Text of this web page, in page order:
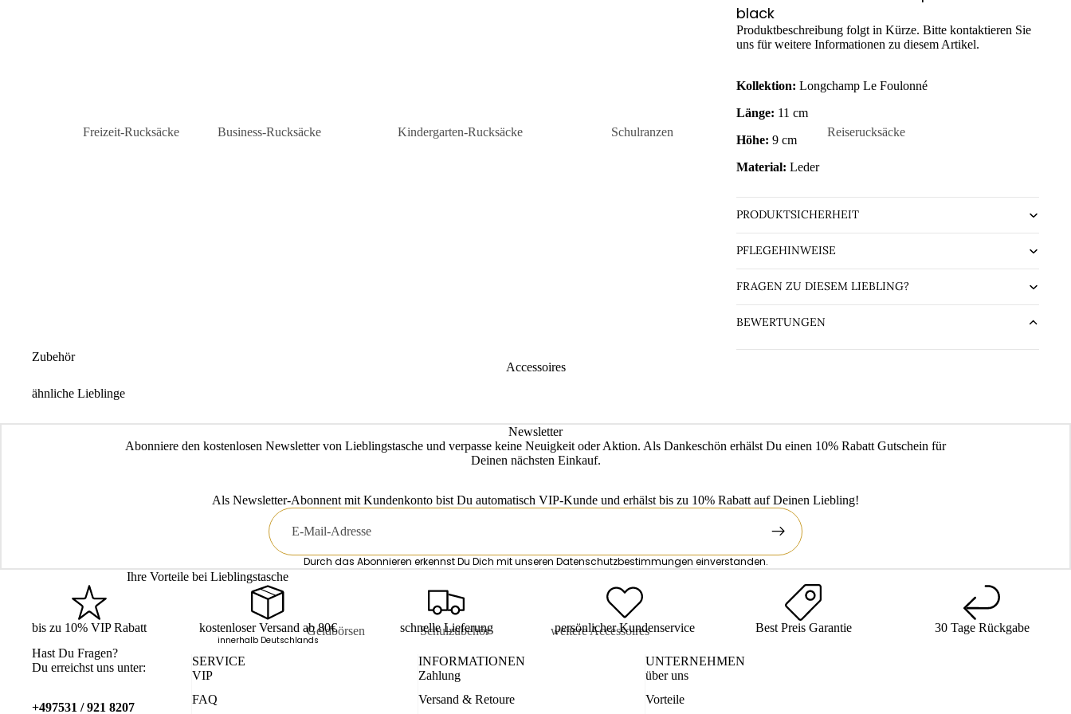
Freizeit-Rucksäcke
Business-Rucksäcke
Kindergarten-Rucksäcke
Schulranzen
Reiserucksäcke
Accessoires
Geldbörsen
Schulzubehör
Turnbeutel
Mäppchen
Schul-Accessoires
weitere Accessoires
black
Produktbeschreibung folgt in Kürze. Bitte kontaktieren Sie
uns für weitere Informationen zu diesem Artikel.
Kollektion: Longchamp Le Foulonné
Länge: 11 cm
Höhe: 9 cm
Material: Leder
PRODUKTSICHERHEIT
PFLEGEHINWEISE
FRAGEN ZU DIESEM LIEBLING?
BEWERTUNGEN
Zubehör
ähnliche Lieblinge
Newsletter
Abonniere den kostenlosen Newsletter von Lieblingstasche und verpasse keine Neuigkeit oder Aktion. Als Dankeschön erhälst Du einen 10% Rabatt Gutschein für
Deinen nächsten Einkauf.
Als Newsletter-Abonnent mit Kundenkonto bist Du automatisch VIP-Kunde und erhälst bis zu 10% Rabatt auf Deinen Liebling!
E-
Mail
Durch das Abonnieren erkennst Du Dich mit unseren Datenschutzbestimmungen einverstanden.
Ihre Vorteile bei Lieblingstasche
bis zu 10% VIP Rabatt kostenloser Versand ab 80€
innerhalb Deutschlands
schnelle Lieferung persönlicher Kundenservice Best Preis Garantie
30 Tage Rückgabe
Hast Du Fragen?
Du erreichst uns unter:
+497531 / 921 8207
SERVICE
VIP
FAQ
INFORMATIONEN
Zahlung
Versand & Retoure
UNTERNEHMEN
über uns
Vorteile